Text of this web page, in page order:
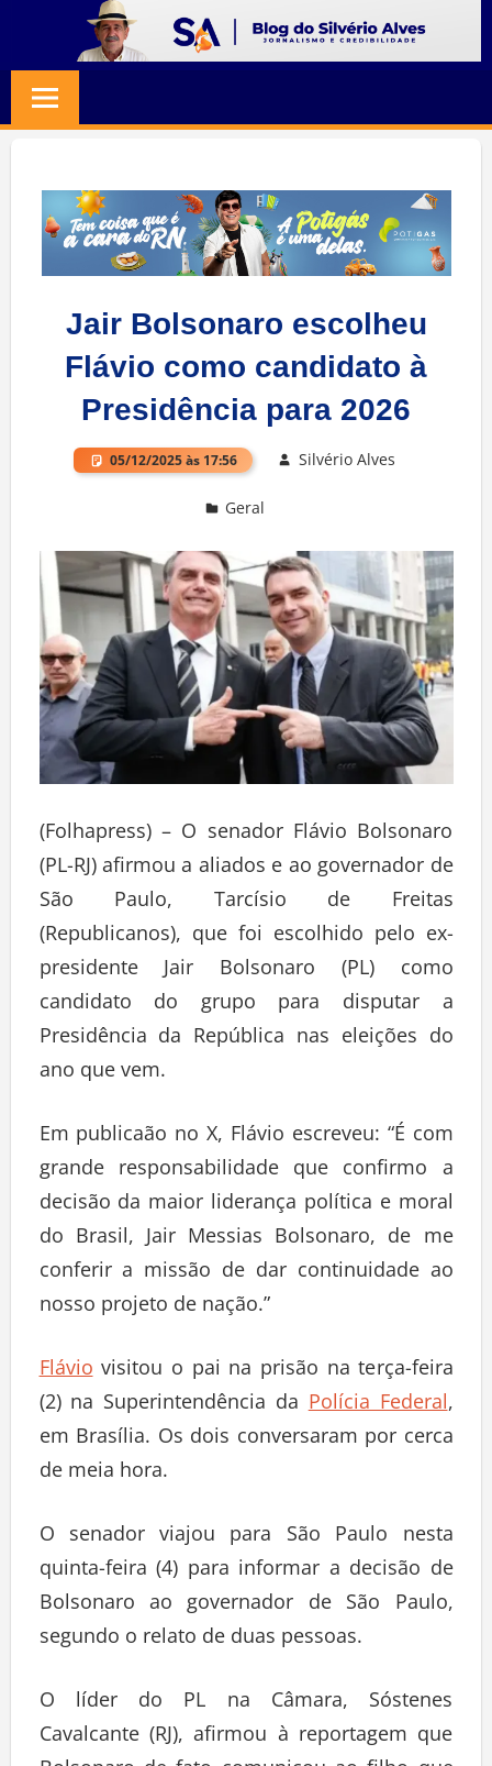
content
SILVERIO
ALVES
Jornalismo
Credibilidade
Jair Bolsonaro escolheu
Flávio como candidato à
Presidência para 2026
05/12/2025 às 17:56 Silvério Alves
Geral
(Folhapress) – O senador Flávio Bolsonaro
(PL-RJ) afirmou a aliados e ao governador de
São Paulo, Tarcísio de Freitas
(Republicanos), que foi escolhido pelo ex-
presidente Jair Bolsonaro (PL) como
candidato do grupo para disputar a
Presidência da República nas eleições do
ano que vem.
Em publicaão no X, Flávio escreveu: “É com
grande responsabilidade que confirmo a
decisão da maior liderança política e moral
do Brasil, Jair Messias Bolsonaro, de me
conferir a missão de dar continuidade ao
nosso projeto de nação.”
Fláviovisitou o pai na prisão na terça-feira
(2) na Superintendência daPolícia Federal,
em Brasília. Os dois conversaram por cerca
de meia hora.
O senador viajou para São Paulo nesta
quinta-feira (4) para informar a decisão de
Bolsonaro ao governador de São Paulo,
segundo o relato de duas pessoas.
O líder do PL na Câmara, Sóstenes
Cavalcante (RJ), afirmou à reportagem que